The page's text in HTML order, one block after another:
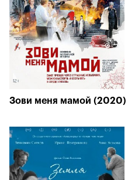
Зови меня мамой (2020)